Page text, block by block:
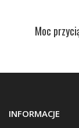
Moc
INFORMACJE